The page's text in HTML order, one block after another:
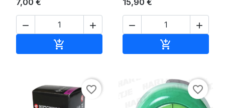
7,00 €
 

15,90 €
 

favorite_border favorite_border